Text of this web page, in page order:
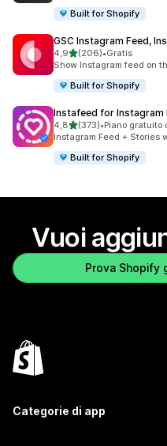
Built for Shopify
GSC Instagram Feed,
4,9stelle su 5
(206)
206 recensioni totali
•Gratis
Show Instagram feed on
Built for Shopify
Instafeed for Instagram
4,8stelle su 5
(373)
373 recensioni totali
•Piano gratuito
Instagram Feed + Stories
Built for Shopify
Vuoi
Prova Shopify
Categorie di app